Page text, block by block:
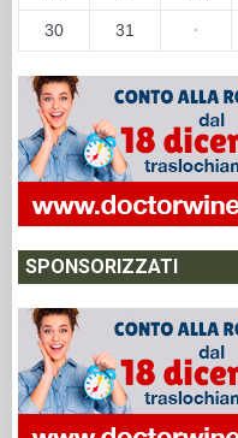
30 31 ·
SPONSORIZZATI